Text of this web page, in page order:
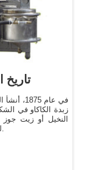
تاريخ
في عام
زبدة الكاكاو في
النخيل أو زيت جوز
للبيع في سوبر ماركت في إسبانيا.